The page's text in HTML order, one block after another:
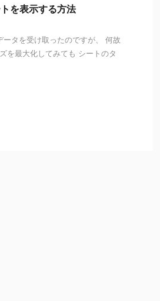
を表示する方法
タを受け取ったのですが、 何故
を最大化してみても シートのタ